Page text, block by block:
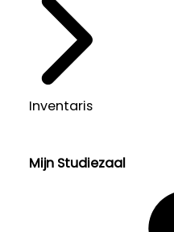
Inventaris
Mijn Studiezaal